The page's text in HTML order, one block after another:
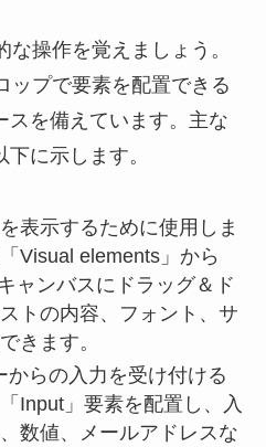
操作を覚えましょう。
ップで要素を配置できる
スを備えています。主な
に示します。
表示するために使用しま
Visual elements」から
ャンバスにドラッグ＆ド
トの内容、フォント、サ
きます。
からの入力を受け付ける
Input」要素を配置し、入
数値、メールアドレスな